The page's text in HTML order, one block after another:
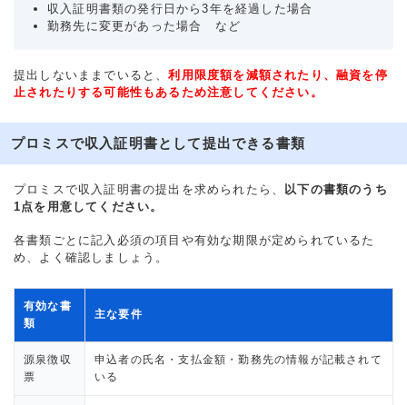
収入証明書類の発行日から3年を経過した場合
勤務先に変更があった場合 など
提出しないままでいると、利用限度額を減額されたり、融資を停
止されたりする可能性もあるため注意してください。
プロミスで収入証明書として提出できる書類
プロミスで収入証明書の提出を求められたら、
以下の書類のうち
1点を用意してください。
各書類ごとに記入必須の項目や有効な期限が定められているた
め、よく確認しましょう。
有効な書
類
主な要件
源泉徴収
票
申込者の氏名・支払金額・勤務先の情報が記載されて
いる